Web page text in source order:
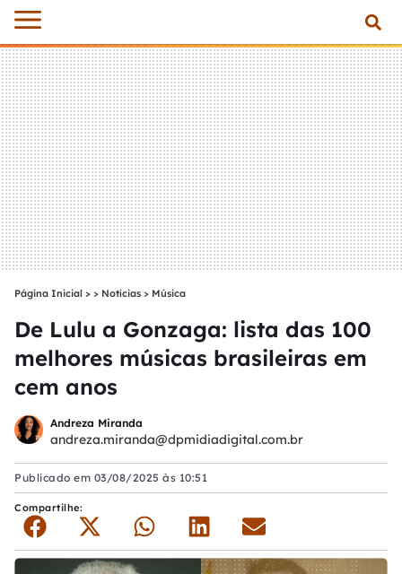
Página Inicial > Notícias > Música
De Lulu a Gonzaga: lista das 100
melhores músicas brasileiras em
cem anos
Andreza Miranda
andreza.miranda@dpmidiadigital.com.br
Publicado em 03/08/2025 às 10:51
Compartilhe: